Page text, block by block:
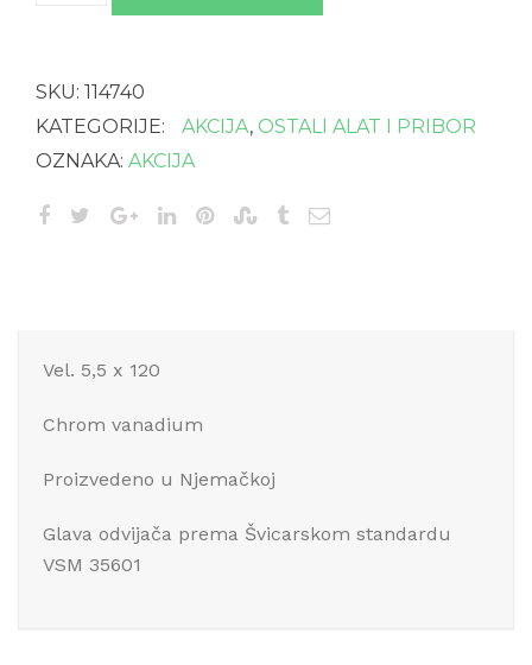
SKU: 114740
KATEGORIJE:
AKCIJA, OSTALI ALAT I PRIBOR
OZNAKA: AKCIJA
Vel. 5,5 x 120
Chrom vanadium
Proizvedeno u Njemačkoj
Glava odvijača prema Švicarskom standardu
VSM 35601